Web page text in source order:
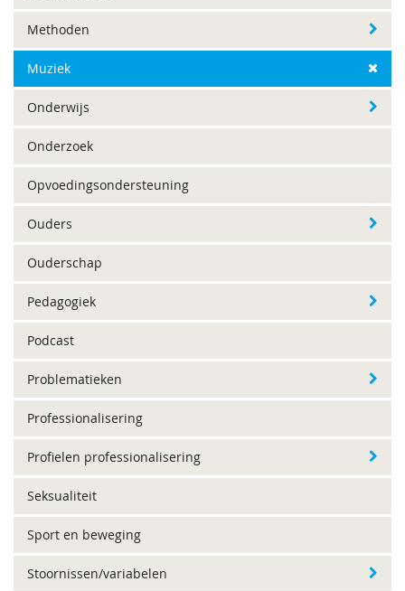
Methoden
Muziek
Onderwijs
Onderzoek
Opvoedingsondersteuning
Ouders
Ouderschap
Pedagogiek
Podcast
Problematieken
Professionalisering
Profielen professionalisering
Seksualiteit
Sport en beweging
Stoornissen/variabelen